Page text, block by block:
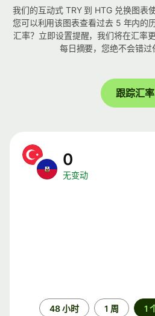
我们的互动式 TRY 到 HTG 兑换图表
您可以利用该图表查看过去 5 年内的
汇率？立即设置提醒，我们将在汇率
每日摘要，您绝不会错过
跟踪汇率
0
无变动
48 小时 1 周 1